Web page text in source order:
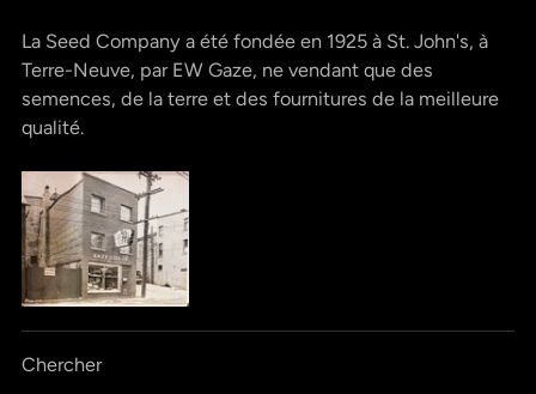
La Seed Company a été fondée en 1925 à St. John's, à
Terre-Neuve, par EW Gaze, ne vendant que des
semences, de la terre et des fournitures de la meilleure
qualité.
Chercher